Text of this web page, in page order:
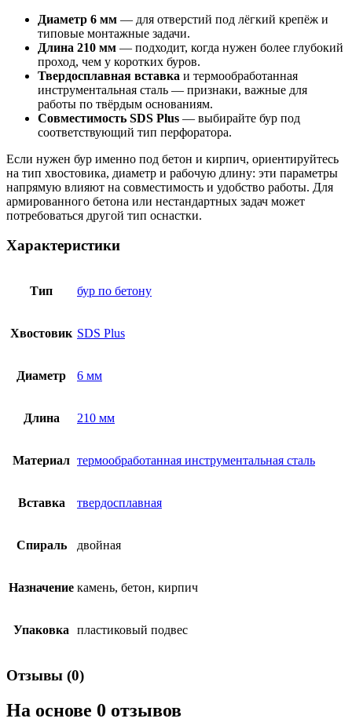
Диаметр 6 мм — для отверстий под лёгкий крепёж и
типовые монтажные задачи.
Длина 210 мм — подходит, когда нужен более глубокий
проход, чем у коротких буров.
Твердосплавная вставка и термообработанная
инструментальная сталь — признаки, важные для
работы по твёрдым основаниям.
Совместимость SDS Plus — выбирайте бур под
соответствующий тип перфоратора.
Если нужен бур именно под бетон и кирпич, ориентируйтесь
на тип хвостовика, диаметр и рабочую длину: эти параметры
напрямую влияют на совместимость и удобство работы. Для
армированного бетона или нестандартных задач может
потребоваться другой тип оснастки.
Характеристики
Тип бур по бетону
Хвостовик SDS Plus
Диаметр 6 мм
Длина 210 мм
Материал термообработанная инструментальная сталь
Вставка твердосплавная
Спираль двойная
Назначение камень, бетон, кирпич
Упаковка пластиковый подвес
Отзывы (0)
На основе 0 отзывов